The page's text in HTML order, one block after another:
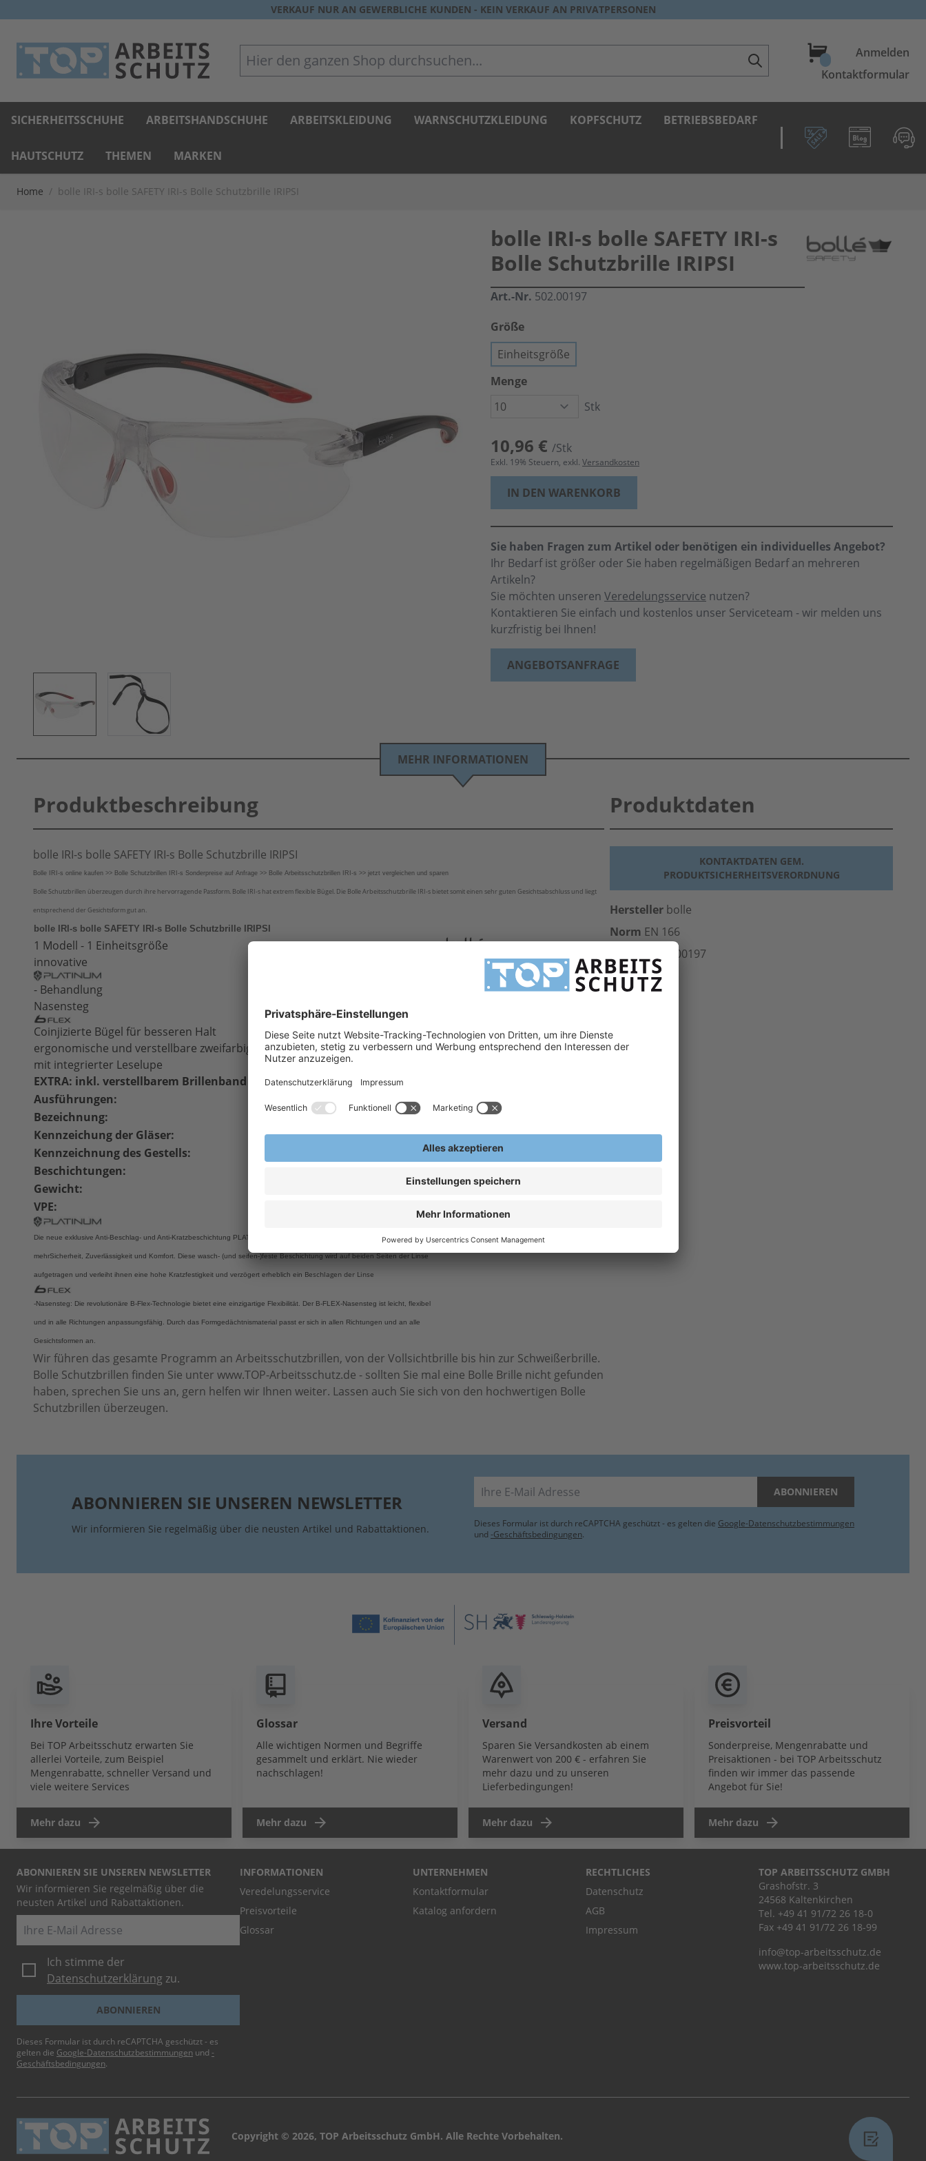
VERKAUF NUR AN GEWERBLICHE KUNDEN - KEIN VERKAUF AN PRIVATPERSONEN
Hier den ganzen Shop durchsuchen... WarenkorbAnmelden
Kontaktformular
SICHERHEITSSCHUHE ARBEITSHANDSCHUHE ARBEITSKLEIDUNG WARNSCHUTZKLEIDUNG KOPFSCHUTZ BETRIEBSBEDARF
HAUTSCHUTZ THEMEN MARKEN
Home / bolle IRI-s bolle SAFETY IRI-s Bolle Schutzbrille IRIPSI
bolle IRI-s bolle SAFETY IRI-s
Bolle Schutzbrille IRIPSI
Art.-Nr. 502.00197
Größe
Einheitsgröße
Menge
Stk
10,96 € /Stk
Exkl. 19% Steuern, exkl. Versandkosten
IN DEN WARENKORB
Sie haben Fragen zum Artikel oder benötigen ein individuelles Angebot?
Ihr Bedarf ist größer oder Sie haben regelmäßigen Bedarf an mehreren
Artikeln?
Sie möchten unseren Veredelungsservice nutzen?
Kontaktieren Sie einfach und kostenlos unser Serviceteam - wir melden uns
kurzfristig bei Ihnen!
ANGEBOTSANFRAGE
MEHR INFORMATIONEN
Produktbeschreibung
bolle IRI-s bolle SAFETY IRI-s Bolle Schutzbrille IRIPSI
Bolle IRI-s online kaufen >> Bolle Schutzbrillen IRI-s Sonderpreise auf Anfrage >> Bolle Arbeitsschutzbrillen IRI-s >> jetzt vergleichen und sparen
Bolle Schutzbrillen überzeugen durch ihre hervorragende Passform. Bolle IRI-s hat extrem flexible Bügel. Die Bolle Arbeitsschutzbrille IRI-s bietet somit einen sehr guten Gesichtsabschluss und liegt
entsprechend der Gesichtsform gut an.
bolle IRI-s bolle SAFETY IRI-s Bolle Schutzbrille IRIPSI
1 Modell - 1 Einheitsgröße
innovative
- Behandlung
Nasensteg
Coinjizierte Bügel für besseren Halt
ergonomische und verstellbare zweifarbige Bügel: rot/schwarz
mit integrierter Leselupe
EXTRA: inkl. verstellbarem Brillenband
Ausführungen:
Bezeichnung:
Kennzeichung der Gläser:
2C-1,2 1 FT KN CE
Kennzeichnung des Gestells:
Beschichtungen:
Gewicht:
VPE:
Die neue exklusive Anti-Beschlag- und Anti-Kratzbeschichtung PLATINUM mit K- und N-Zertifizierung garantiert noch
mehrSicherheit, Zuverlässigkeit und Komfort. Diese wasch- (und seifen-)feste Beschichtung wird auf beiden Seiten der Linse
aufgetragen und verleiht ihnen eine hohe Kratzfestigkeit und verzögert erheblich ein Beschlagen der Linse
-Nasensteg: Die revolutionäre B-Flex-Technologie bietet eine einzigartige Flexibilität. Der B-FLEX-Nasensteg ist leicht, flexibel
und in alle Richtungen anpassungsfähig. Durch das Formgedächtnismaterial passt er sich in allen Richtungen und an alle
Gesichtsformen an.
Wir führen das gesamte Programm an Arbeitsschutzbrillen, von der Vollsichtbrille bis hin zur Schweißerbrille.
Bolle Schutzbrillen finden Sie unter www.TOP-Arbeitsschutz.de - sollten Sie mal eine Bolle Brille nicht gefunden
haben, sprechen Sie uns an, gern helfen wir Ihnen weiter. Lassen auch Sie sich von den hochwertigen Bolle
Schutzbrillen überzeugen.
Produktdaten
KONTAKTDATEN GEM.
PRODUKTSICHERHEITSVERORDNUNG
Hersteller bolle
Norm EN 166
502.00197
EinheitStk
ABONNIEREN SIE UNSEREN NEWSLETTER
Wir informieren Sie regelmäßig über die neusten Artikel und Rabattaktionen.
E-Mail ABONNIEREN
Dieses Formular ist durch reCAPTCHA geschützt - es gelten die Google-Datenschutzbestimmungen
und -Geschäftsbedingungen.
Ihre Vorteile
Bei TOP Arbeitsschutz erwarten Sie
allerlei Vorteile, zum Beispiel
Mengenrabatte, schneller Versand und
viele weitere Services
Mehr dazu
Glossar
Alle wichtigen Normen und Begriffe
gesammelt und erklärt. Nie wieder
nachschlagen!
Mehr dazu
Versand
Sparen Sie Versandkosten ab einem
Warenwert von 200 € - erfahren Sie
mehr dazu und zu unseren
Lieferbedingungen!
Mehr dazu
Preisvorteil
Sonderpreise, Mengenrabatte und
Preisaktionen - bei TOP Arbeitsschutz
finden wir immer das passende
Angebot für Sie!
Mehr dazu
ABONNIEREN SIE UNSEREN NEWSLETTER
Wir informieren Sie regelmäßig über die
neusten Artikel und Rabattaktionen.
E-Mail
Ich stimme der
Datenschutzerklärung zu.
ABONNIEREN
Dieses Formular ist durch reCAPTCHA geschützt - es
gelten die Google-Datenschutzbestimmungen und -
Geschäftsbedingungen.
INFORMATIONEN
Veredelungsservice
Preisvorteile
Glossar
UNTERNEHMEN
Kontaktformular
Katalog anfordern
RECHTLICHES
Datenschutz
AGB
Impressum
TOP ARBEITSSCHUTZ GMBH
Grashofstr. 3
24568 Kaltenkirchen
Tel. +49 41 91/72 26 18-0
Fax +49 41 91/72 26 18-99
info@top-arbeitsschutz.de
www.top-arbeitsschutz.de
Copyright © 2026, TOP Arbeitsschutz GmbH. Alle Rechte Vorbehalten.